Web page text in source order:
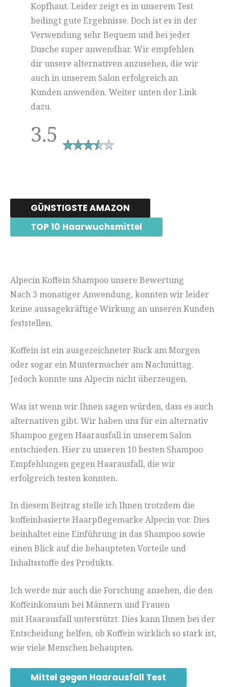
Kopfhaut. Leider zeigt es in unserem Test
bedingt gute Ergebnisse. Doch ist es in der
Verwendung sehr Bequem und bei jeder
Dusche super anwendbar. Wir empfehlen
dir unsere alternativen anzusehen, die wir
auch in unserem Salon erfolgreich an
Kunden anwenden. Weiter unten der Link
dazu.
3.5
GÜNSTIGSTE AMAZON
TOP 10 Haarwuchsmittel
Alpecin Koffein Shampoo unsere Bewertung
Nach 3 monatiger Anwendung, konnten wir leider
keine aussagekräftige Wirkung an unseren Kunden
feststellen.
Koffein ist ein ausgezeichneter Ruck am Morgen
oder sogar ein Muntermacher am Nachmittag.
Jedoch konnte uns Alpecin nicht überzeugen.
Was ist wenn wir Ihnen sagen würden, dass es auch
alternativen gibt. Wir haben uns für ein alternativ
Shampoo gegen Haarausfall in unserem Salon
entschieden. Hier zu unseren 10 besten Shampoo
Empfehlungen gegen Haarausfall, die wir
erfolgreich testen konnten.
In diesem Beitrag stelle ich Ihnen trotzdem die
koffeinbasierte Haarpflegemarke Alpecin vor. Dies
beinhaltet eine Einführung in das Shampoo sowie
einen Blick auf die behaupteten Vorteile und
Inhaltsstoffe des Produkts.
Ich werde mir auch die Forschung ansehen, die den
Koffeinkonsum bei Männern und Frauen
mit Haarausfall unterstützt. Dies kann Ihnen bei der
Entscheidung helfen, ob Koffein wirklich so stark ist,
wie viele Menschen behaupten.
Mittel gegen Haarausfall Test